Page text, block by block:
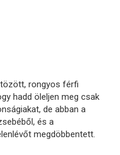
rongyos férfi
hadd öleljen meg csak
de abban a
és a
megdöbbentett.